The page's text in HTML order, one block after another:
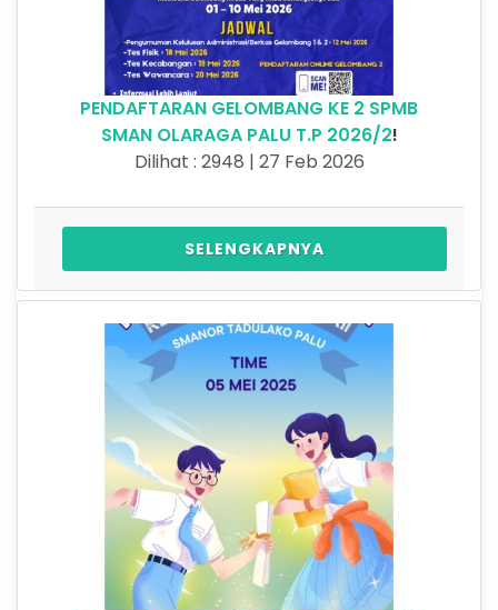
PENDAFTARAN GELOMBANG KE 2 SPMB
SMAN OLARAGA PALU T.P 2026/2!
Dilihat : 2948 | 27 Feb 2026
SELENGKAPNYA